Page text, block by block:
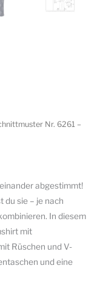
Nr. 6261 –
abgestimmt!
du sie – je nach
In diesem
mit
Rüschen und V-
und eine